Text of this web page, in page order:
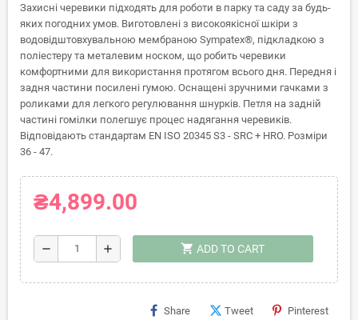
Захисні черевики підходять для роботи в парку та саду за будь-
яких погодних умов. Виготовлені з високоякісної шкіри з
водовідштовхувальною мембраною Sympatex®, підкладкою з
поліестеру та металевим носком, що робить черевики
комфортними для використання протягом всього дня. Передня і
задня частини посилені гумою. Оснащені зручними гачками з
роликами для легкого регулювання шнурків. Петля на задній
частині гомілки полегшує процес надягання черевиків.
Відповідають стандартам EN ISO 20345 S3 - SRC + HRO. Розміри
36 - 47.
₴4,899.00
remove add shopping_cart ADD TO CART
Share Tweet Pinterest